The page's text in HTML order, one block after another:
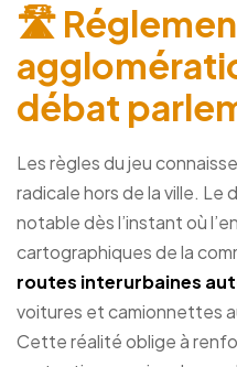
🛣️
débat
Les règles du jeu
radicale hors de la ville. Le
notable dès l’instant où
cartographiques de la
routes interurbaines
voitures et camionnettes
Cette réalité oblige à